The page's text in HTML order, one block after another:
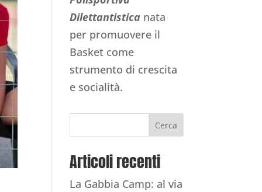
Dilettantistica nata
per promuovere il
Basket come
strumento di crescita
e socialità.
Cerca
Articoli recenti
La Gabbia Camp: al via